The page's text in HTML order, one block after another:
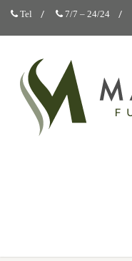
Tel 7/7 – 24/24